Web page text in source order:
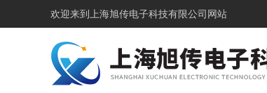
欢迎来到 上海旭传电子科技有限公司网站